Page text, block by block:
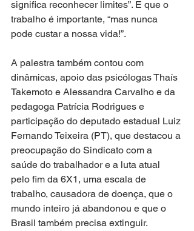
significa reconhecer limites”. E que o
trabalho é importante, “mas nunca
pode custar a nossa vida!”.
A palestra também contou com
dinâmicas, apoio das psicólogas Thaís
Takemoto e Alessandra Carvalho e da
pedagoga Patrícia Rodrigues e
participação do deputado estadual Luiz
Fernando Teixeira (PT), que destacou a
preocupação do Sindicato com a
saúde do trabalhador e a luta atual
pelo fim da 6X1, uma escala de
trabalho, causadora de doença, que o
mundo inteiro já abandonou e que o
Brasil também precisa extinguir.